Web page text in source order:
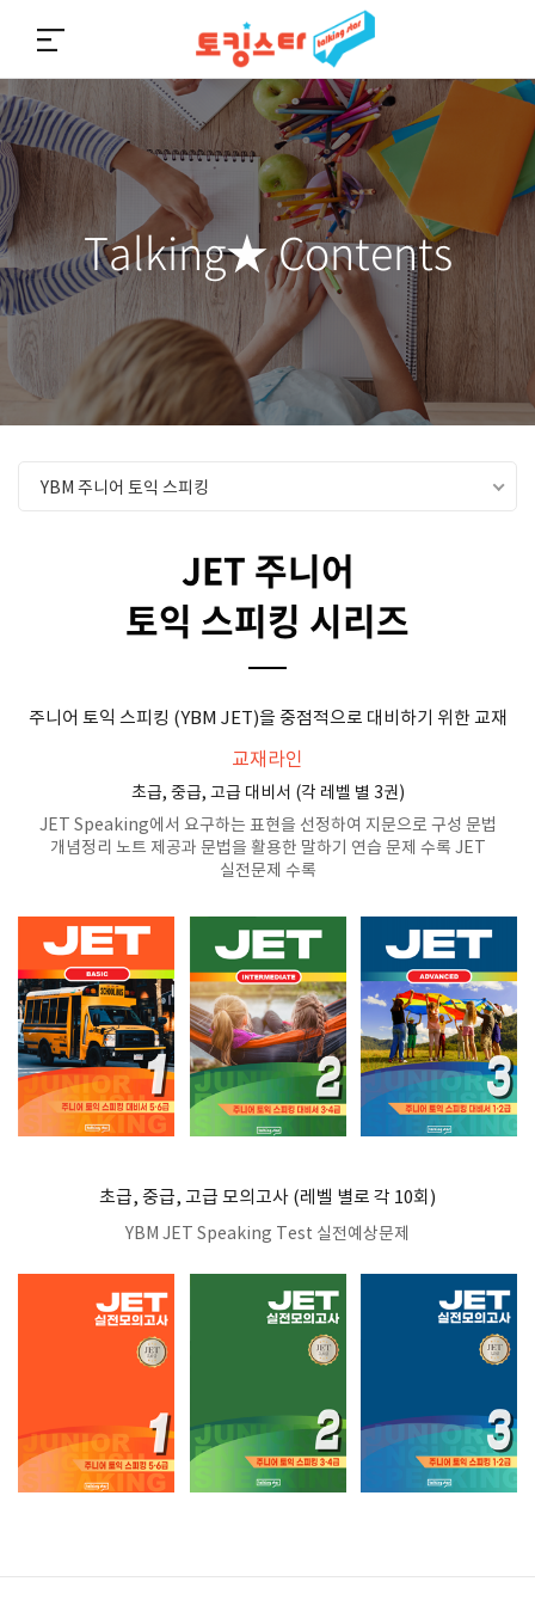
Talking★ Contents
YBM 주니어 토익 스피킹
JET 주니어
토익 스피킹 시리즈
주니어 토익 스피킹 (YBM JET)을 중점적으로 대비하기 위한 교재
교재라인
초급, 중급, 고급 대비서 (각 레벨 별 3권)
JET Speaking에서 요구하는 표현을 선정하여 지문으로 구성 문법
개념정리 노트 제공과 문법을 활용한 말하기 연습 문제 수록 JET
실전문제 수록
초급, 중급, 고급 모의고사 (레벨 별로 각 10회)
YBM JET Speaking Test 실전예상문제